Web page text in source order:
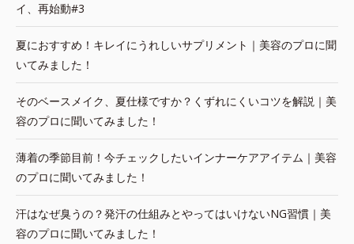
イ、再始動#3
夏におすすめ！キレイにうれしいサプリメント｜美容のプロに聞
いてみました！
そのベースメイク、夏仕様ですか？くずれにくいコツを解説｜美
容のプロに聞いてみました！
薄着の季節目前！今チェックしたいインナーケアアイテム｜美容
のプロに聞いてみました！
汗はなぜ臭うの？発汗の仕組みとやってはいけないNG習慣｜美
容のプロに聞いてみました！